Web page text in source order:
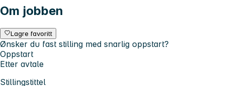
Om jobben
Lagre favoritt
Ønsker du fast stilling med snarlig oppstart?
Oppstart
Etter avtale
Stillingstittel